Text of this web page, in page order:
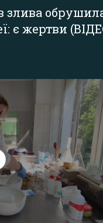
злива
є жертви